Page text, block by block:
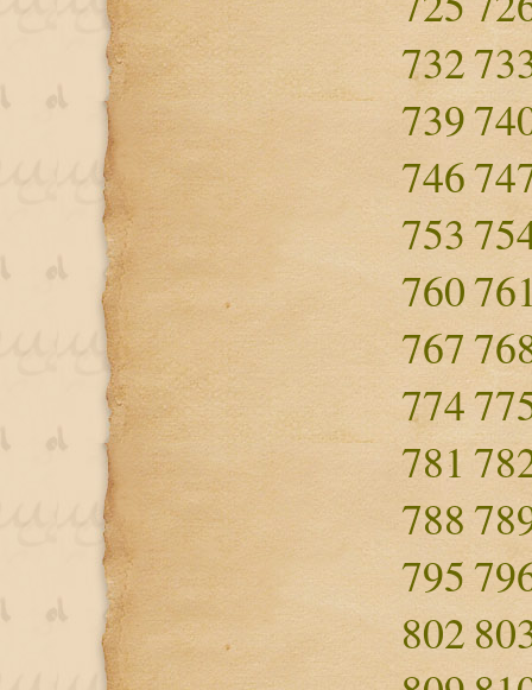
732
739
746
753
760
767
774
781
788
795
802